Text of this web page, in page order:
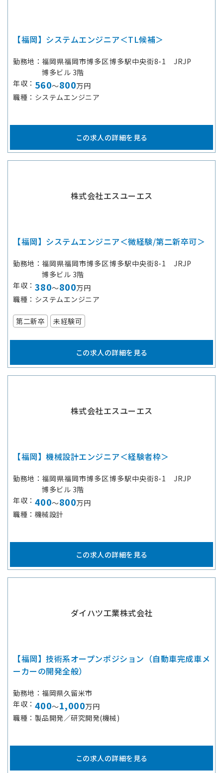
【福岡】システムエンジニア＜TL候補＞
勤務地
福岡県福岡市博多区博多駅中央街8-1 JRJP
博多ビル 3階
年収
560～800万円
職種
システムエンジニア
この求人の詳細を見る
株式会社エスユーエス
【福岡】システムエンジニア＜微経験/第二新卒可＞
勤務地
福岡県福岡市博多区博多駅中央街8-1 JRJP
博多ビル 3階
年収
380～800万円
職種
システムエンジニア
第二新卒 未経験可
この求人の詳細を見る
株式会社エスユーエス
【福岡】機械設計エンジニア＜経験者枠＞
勤務地
福岡県福岡市博多区博多駅中央街8-1 JRJP
博多ビル 3階
年収
400～800万円
職種
機械設計
この求人の詳細を見る
ダイハツ工業株式会社
【福岡】技術系オープンポジション（自動車完成車メ
ーカーの開発全般）
勤務地
福岡県久留米市
年収
400～1,000万円
職種
製品開発／研究開発(機械)
この求人の詳細を見る